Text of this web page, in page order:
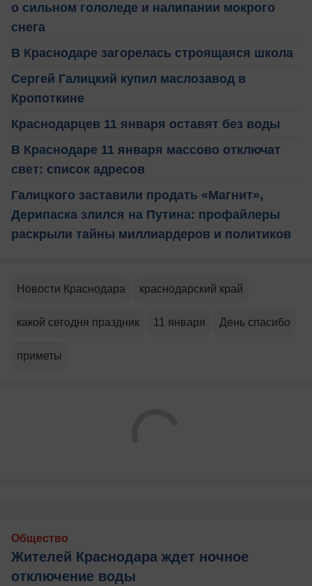
о сильном гололеде и налипании мокрого
снега
В Краснодаре загорелась строящаяся школа
Сергей Галицкий купил маслозавод в
Кропоткине
Краснодарцев 11 января оставят без воды
В Краснодаре 11 января массово отключат
свет: список адресов
Галицкого заставили продать «Магнит»,
Дерипаска злился на Путина: профайлеры
раскрыли тайны миллиардеров и политиков
Новости Краснодара краснодарский край
какой сегодня праздник 11 января День спасибо
приметы
Общество
Жителей Краснодара ждет ночное
отключение воды